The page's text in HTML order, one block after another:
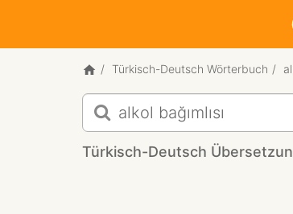
Türkisch-Deutsch Wörterbuch
Türkisch-
Deutsch
Übersetzung
für
Türkisch-Deutsch